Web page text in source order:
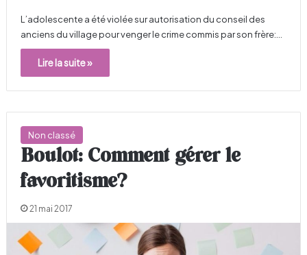
L’adolescente a été violée sur autorisation du conseil des
anciens du village pour venger le crime commis par son frère:…
Lire la suite »
Non classé
Boulot: Comment gérer le
favoritisme?
21 mai 2017